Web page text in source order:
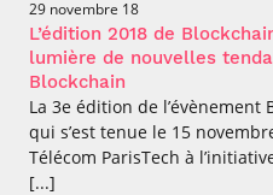
29 novembre 18
L’édition 2018 de
lumière de nouvelles
Blockchain
La 3e édition de l’évènement
qui s’est tenue le 15
Télécom ParisTech à
[...]